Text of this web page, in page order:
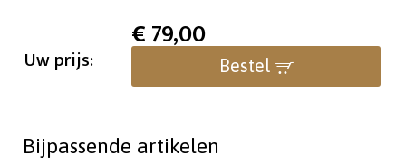
Uw prijs:
€79,00
Bestel
Bijpassende artikelen